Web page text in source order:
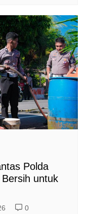
Polda
untuk
0